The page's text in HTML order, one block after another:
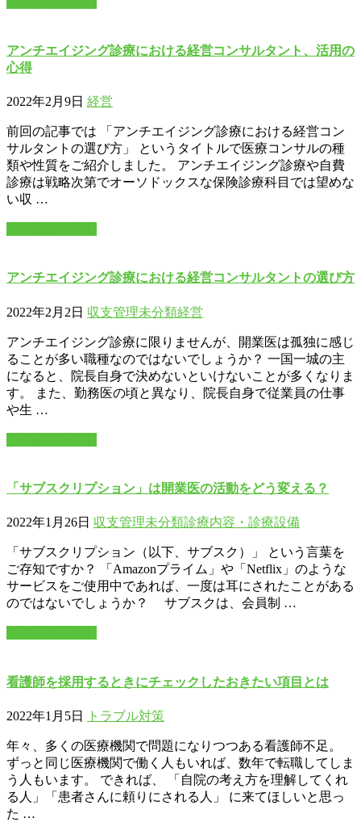
アンチエイジング診療における経営コンサルタント、活用の
心得
2022年2月9日 経営
前回の記事では 「アンチエイジング診療における経営コン
サルタントの選び方」 というタイトルで医療コンサルの種
類や性質をご紹介しました。 アンチエイジング診療や自費
診療は戦略次第でオーソドックスな保険診療科目では望めな
い収 …
アンチエイジング診療における経営コンサルタントの選び方
2022年2月2日 収支管理未分類経営
アンチエイジング診療に限りませんが、開業医は孤独に感じ
ることが多い職種なのではないでしょうか？ 一国一城の主
になると、院長自身で決めないといけないことが多くなりま
す。 また、勤務医の頃と異なり、院長自身で従業員の仕事
や生 …
「サブスクリプション」は開業医の活動をどう変える？
2022年1月26日 収支管理未分類診療内容・診療設備
「サブスクリプション（以下、サブスク）」 という言葉を
ご存知ですか？ 「Amazonプライム」や「Netflix」のような
サービスをご使用中であれば、一度は耳にされたことがある
のではないでしょうか？ サブスクは、会員制 …
看護師を採用するときにチェックしたおきたい項目とは
2022年1月5日 トラブル対策
年々、多くの医療機関で問題になりつつある看護師不足。
ずっと同じ医療機関で働く人もいれば、数年で転職してしま
う人もいます。 できれば、 「自院の考え方を理解してくれ
る人」「患者さんに頼りにされる人」 に来てほしいと思っ
た …